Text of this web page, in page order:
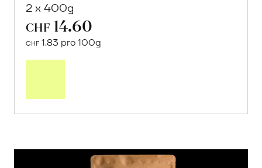
2 x 400g
CHF 14.60
CHF 1.83 pro 100g